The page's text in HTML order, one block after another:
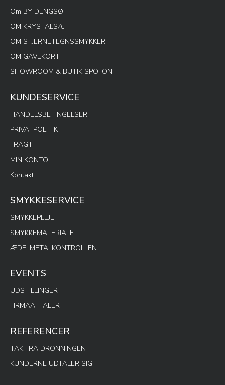
Om BY DENGSØ
OM KRYSTALSÆT
OM STJERNETEGNSSMYKKER
OM GAVEKORT
SHOWROOM & BUTIK SPOTON
KUNDESERVICE
HANDELSBETINGELSER
PRIVATPOLITIK
FRAGT
MIN KONTO
Kontakt
SMYKKESERVICE
SMYKKEPLEJE
SMYKKEMATERIALE
ÆDELMETALKONTROLLEN
EVENTS
UDSTILLINGER
FIRMAAFTALER
REFERENCER
TAK FRA DRONNINGEN
KUNDERNE UDTALER SIG